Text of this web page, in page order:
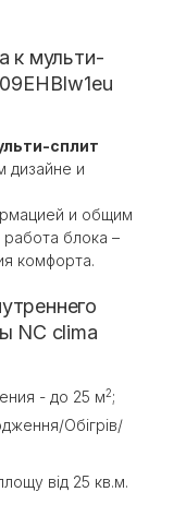
к мульти-
сплит
дизайне и
и общим
блока –
комфорта.
NC clima
- до 25 м2;
Обігрів/
від 25 кв.м.